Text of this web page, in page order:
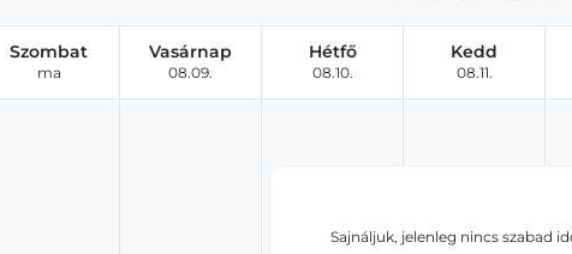
Sajnáljuk, jelenleg nincs szabad
Szombat
ma
Vasárnap
08.09.
Hétfő
08.10.
Kedd
08.11.